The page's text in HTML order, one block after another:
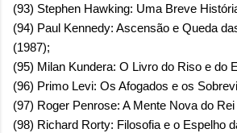
(93) Stephen Hawking: Uma Breve
(94) Paul Kennedy: Ascensão e Queda
(1987);
(95) Milan Kundera: O Livro do Riso e do
(96) Primo Levi: Os Afogados e os
(97) Roger Penrose: A Mente Nova do Rei
(98) Richard Rorty: Filosofia e o Espelho